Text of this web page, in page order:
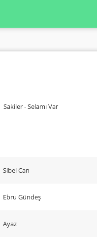
Sakiler - Selamı Var
Sibel Can
Ebru Gündeş
Ayaz